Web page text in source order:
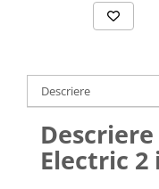
Descriere
Electric 2